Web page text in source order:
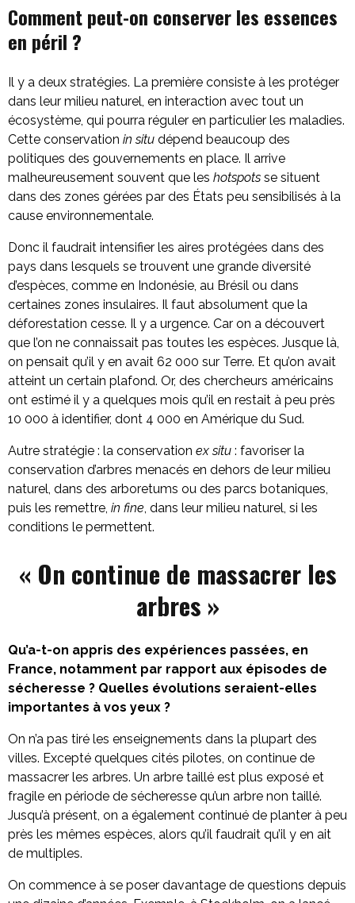
Comment peut-on conserver les essences
en péril ?
Il y a deux stratégies. La première consiste à les protéger
dans leur milieu naturel, en interaction avec tout un
écosystème, qui pourra réguler en particulier les maladies.
Cette conservation in situ dépend beaucoup des
politiques des gouvernements en place. Il arrive
malheureusement souvent que les hotspots se situent
dans des zones gérées par des États peu sensibilisés à la
cause environnementale.
Donc il faudrait intensifier les aires protégées dans des
pays dans lesquels se trouvent une grande diversité
d’espèces, comme en Indonésie, au Brésil ou dans
certaines zones insulaires. Il faut absolument que la
déforestation cesse. Il y a urgence. Car on a découvert
que l’on ne connaissait pas toutes les espèces. Jusque là,
on pensait qu’il y en avait 62 000 sur Terre. Et qu’on avait
atteint un certain plafond. Or, des chercheurs américains
ont estimé il y a quelques mois qu’il en restait à peu près
10 000 à identifier, dont 4 000 en Amérique du Sud.
Autre stratégie : la conservation ex situ : favoriser la
conservation d’arbres menacés en dehors de leur milieu
naturel, dans des arboretums ou des parcs botaniques,
puis les remettre, in fine, dans leur milieu naturel, si les
conditions le permettent.
« On continue de massacrer les
arbres »
Qu’a-t-on appris des expériences passées, en
France, notamment par rapport aux épisodes de
sécheresse ? Quelles évolutions seraient-elles
importantes à vos yeux ?
On n’a pas tiré les enseignements dans la plupart des
villes. Excepté quelques cités pilotes, on continue de
massacrer les arbres. Un arbre taillé est plus exposé et
fragile en période de sécheresse qu’un arbre non taillé.
Jusqu’à présent, on a également continué de planter à peu
près les mêmes espèces, alors qu’il faudrait qu’il y en ait
de multiples.
On commence à se poser davantage de questions depuis